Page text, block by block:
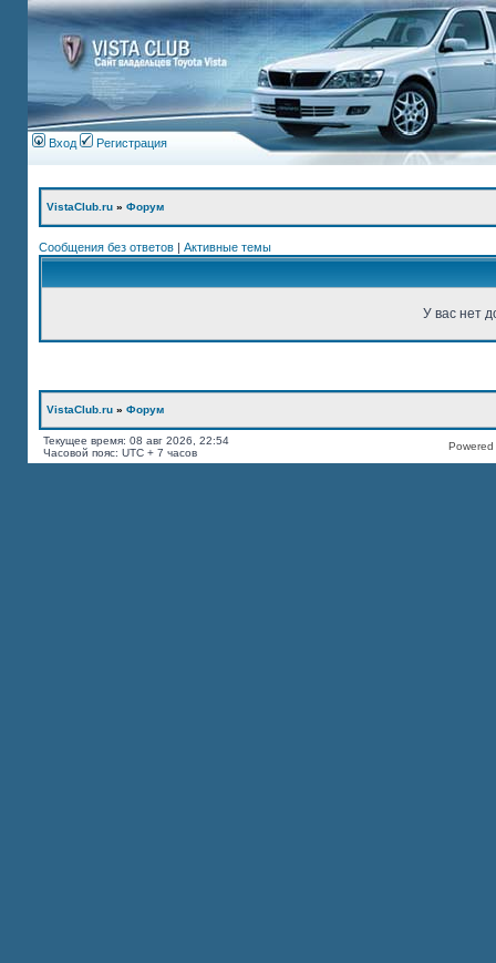
Вход Регистрация
VistaClub.ru » Форум
Сообщения без ответов | Активные темы
У вас нет
VistaClub.ru » Форум
Текущее время: 08 авг 2026, 22:54
Часовой пояс: UTC + 7 часов